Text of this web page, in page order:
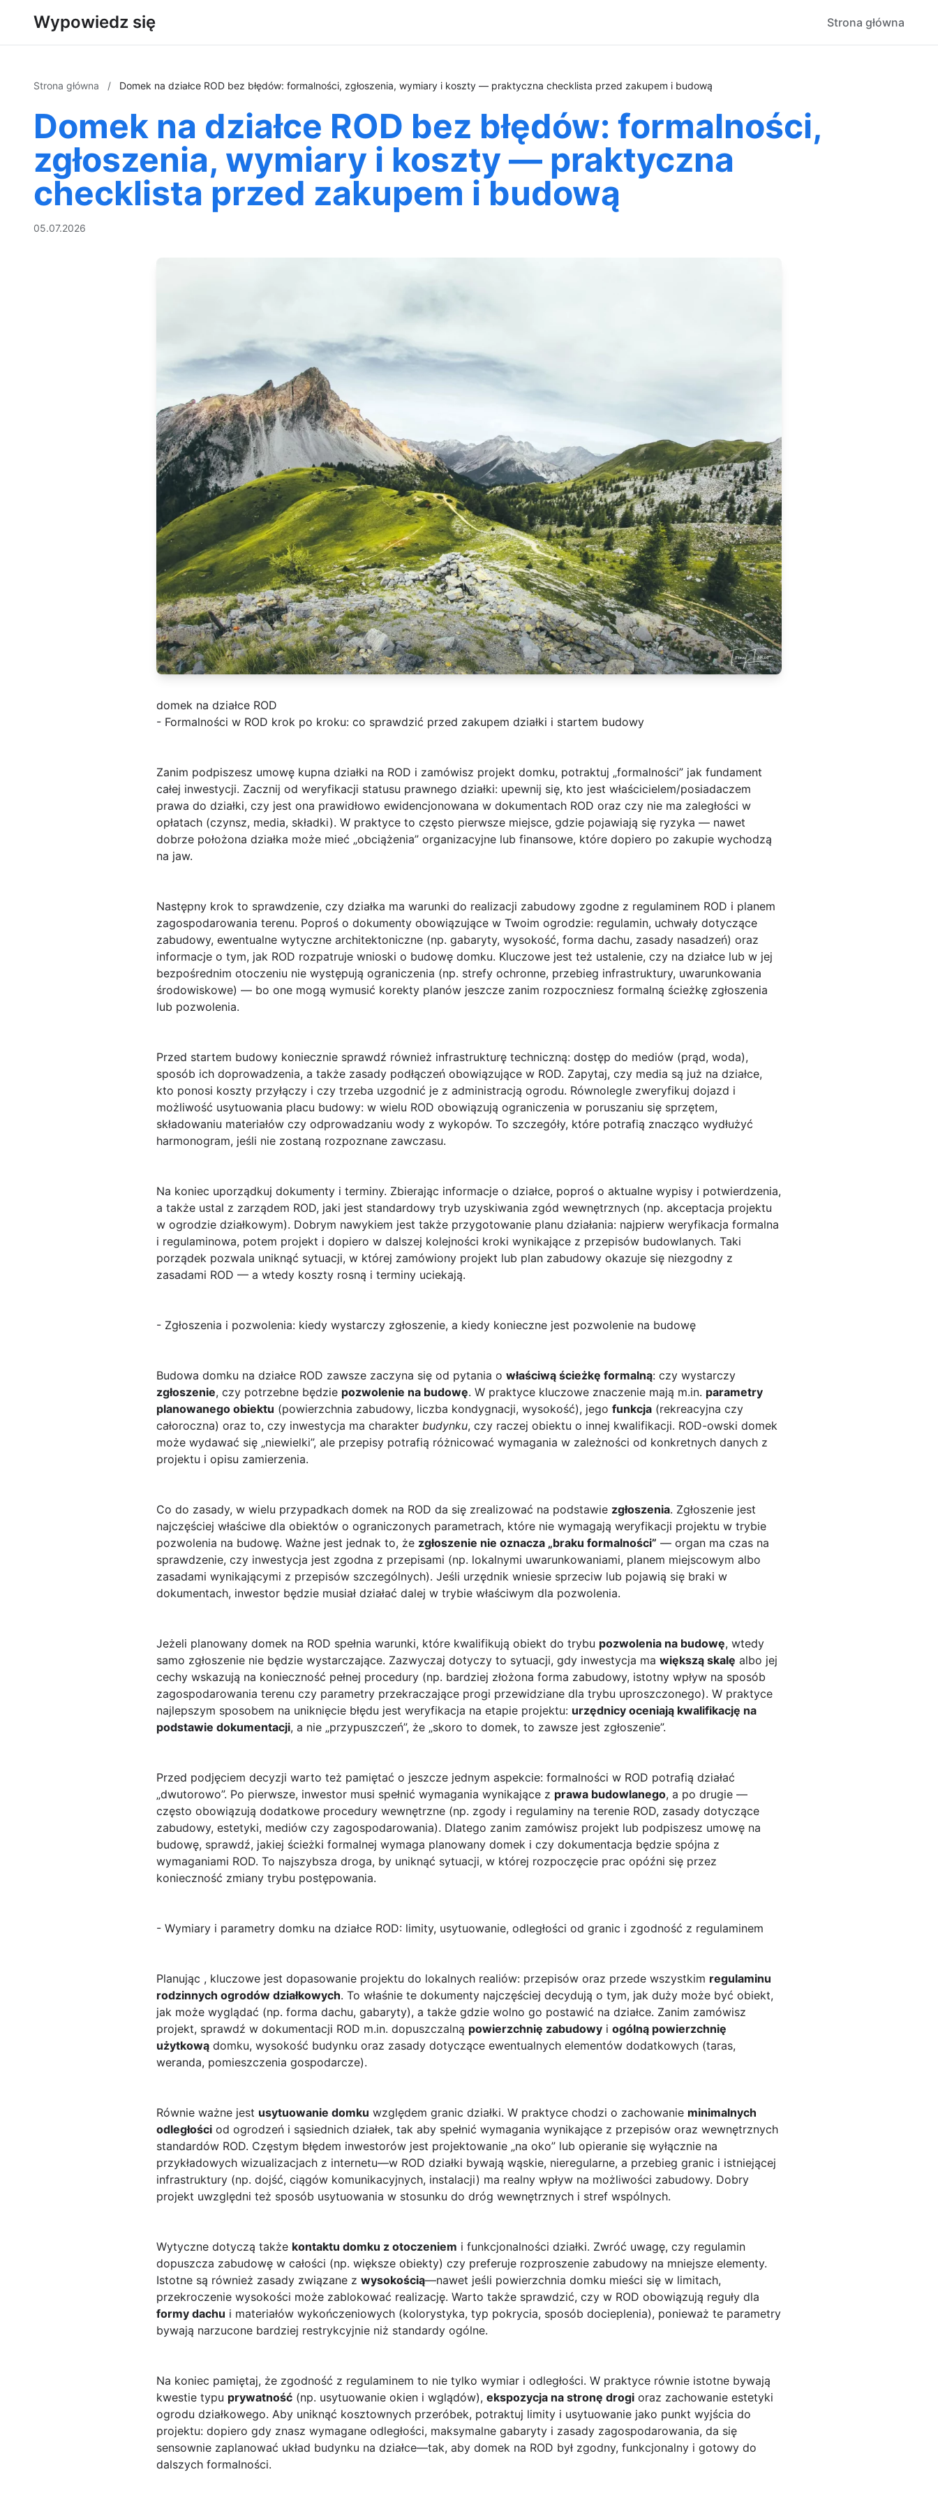
Wypowiedz się Strona główna
Strona główna / Domek na działce ROD bez błędów: formalności, zgłoszenia, wymiary i koszty — praktyczna checklista przed zakupem i budową
Domek na działce ROD bez błędów: formalności,
zgłoszenia, wymiary i koszty — praktyczna
checklista przed zakupem i budową
05.07.2026
domek na działce ROD
- Formalności w ROD krok po kroku: co sprawdzić przed zakupem działki i startem budowy
Zanim podpiszesz umowę kupna działki na ROD i zamówisz projekt domku, potraktuj „formalności” jak fundament
całej inwestycji. Zacznij od weryfikacji statusu prawnego działki: upewnij się, kto jest właścicielem/posiadaczem
prawa do działki, czy jest ona prawidłowo ewidencjonowana w dokumentach ROD oraz czy nie ma zaległości w
opłatach (czynsz, media, składki). W praktyce to często pierwsze miejsce, gdzie pojawiają się ryzyka — nawet
dobrze położona działka może mieć „obciążenia” organizacyjne lub finansowe, które dopiero po zakupie wychodzą
na jaw.
Następny krok to sprawdzenie, czy działka ma warunki do realizacji zabudowy zgodne z regulaminem ROD i planem
zagospodarowania terenu. Poproś o dokumenty obowiązujące w Twoim ogrodzie: regulamin, uchwały dotyczące
zabudowy, ewentualne wytyczne architektoniczne (np. gabaryty, wysokość, forma dachu, zasady nasadzeń) oraz
informacje o tym, jak ROD rozpatruje wnioski o budowę domku. Kluczowe jest też ustalenie, czy na działce lub w jej
bezpośrednim otoczeniu nie występują ograniczenia (np. strefy ochronne, przebieg infrastruktury, uwarunkowania
środowiskowe) — bo one mogą wymusić korekty planów jeszcze zanim rozpoczniesz formalną ścieżkę zgłoszenia
lub pozwolenia.
Przed startem budowy koniecznie sprawdź również infrastrukturę techniczną: dostęp do mediów (prąd, woda),
sposób ich doprowadzenia, a także zasady podłączeń obowiązujące w ROD. Zapytaj, czy media są już na działce,
kto ponosi koszty przyłączy i czy trzeba uzgodnić je z administracją ogrodu. Równolegle zweryfikuj dojazd i
możliwość usytuowania placu budowy: w wielu ROD obowiązują ograniczenia w poruszaniu się sprzętem,
składowaniu materiałów czy odprowadzaniu wody z wykopów. To szczegóły, które potrafią znacząco wydłużyć
harmonogram, jeśli nie zostaną rozpoznane zawczasu.
Na koniec uporządkuj dokumenty i terminy. Zbierając informacje o działce, poproś o aktualne wypisy i potwierdzenia,
a także ustal z zarządem ROD, jaki jest standardowy tryb uzyskiwania zgód wewnętrznych (np. akceptacja projektu
w ogrodzie działkowym). Dobrym nawykiem jest także przygotowanie planu działania: najpierw weryfikacja formalna
i regulaminowa, potem projekt i dopiero w dalszej kolejności kroki wynikające z przepisów budowlanych. Taki
porządek pozwala uniknąć sytuacji, w której zamówiony projekt lub plan zabudowy okazuje się niezgodny z
zasadami ROD — a wtedy koszty rosną i terminy uciekają.
- Zgłoszenia i pozwolenia: kiedy wystarczy zgłoszenie, a kiedy konieczne jest pozwolenie na budowę
Budowa domku na działce ROD zawsze zaczyna się od pytania o właściwą ścieżkę formalną: czy wystarczy
zgłoszenie, czy potrzebne będzie pozwolenie na budowę. W praktyce kluczowe znaczenie mają m.in. parametry
planowanego obiektu (powierzchnia zabudowy, liczba kondygnacji, wysokość), jego funkcja (rekreacyjna czy
całoroczna) oraz to, czy inwestycja ma charakter budynku, czy raczej obiektu o innej kwalifikacji. ROD-owski domek
może wydawać się „niewielki”, ale przepisy potrafią różnicować wymagania w zależności od konkretnych danych z
projektu i opisu zamierzenia.
Co do zasady, w wielu przypadkach domek na ROD da się zrealizować na podstawie zgłoszenia. Zgłoszenie jest
najczęściej właściwe dla obiektów o ograniczonych parametrach, które nie wymagają weryfikacji projektu w trybie
pozwolenia na budowę. Ważne jest jednak to, że zgłoszenie nie oznacza „braku formalności” — organ ma czas na
sprawdzenie, czy inwestycja jest zgodna z przepisami (np. lokalnymi uwarunkowaniami, planem miejscowym albo
zasadami wynikającymi z przepisów szczególnych). Jeśli urzędnik wniesie sprzeciw lub pojawią się braki w
dokumentach, inwestor będzie musiał działać dalej w trybie właściwym dla pozwolenia.
Jeżeli planowany domek na ROD spełnia warunki, które kwalifikują obiekt do trybu pozwolenia na budowę, wtedy
samo zgłoszenie nie będzie wystarczające. Zazwyczaj dotyczy to sytuacji, gdy inwestycja ma większą skalę albo jej
cechy wskazują na konieczność pełnej procedury (np. bardziej złożona forma zabudowy, istotny wpływ na sposób
zagospodarowania terenu czy parametry przekraczające progi przewidziane dla trybu uproszczonego). W praktyce
najlepszym sposobem na uniknięcie błędu jest weryfikacja na etapie projektu: urzędnicy oceniają kwalifikację na
podstawie dokumentacji, a nie „przypuszczeń”, że „skoro to domek, to zawsze jest zgłoszenie”.
Przed podjęciem decyzji warto też pamiętać o jeszcze jednym aspekcie: formalności w ROD potrafią działać
„dwutorowo”. Po pierwsze, inwestor musi spełnić wymagania wynikające z prawa budowlanego, a po drugie —
często obowiązują dodatkowe procedury wewnętrzne (np. zgody i regulaminy na terenie ROD, zasady dotyczące
zabudowy, estetyki, mediów czy zagospodarowania). Dlatego zanim zamówisz projekt lub podpiszesz umowę na
budowę, sprawdź, jakiej ścieżki formalnej wymaga planowany domek i czy dokumentacja będzie spójna z
wymaganiami ROD. To najszybsza droga, by uniknąć sytuacji, w której rozpoczęcie prac opóźni się przez
konieczność zmiany trybu postępowania.
- Wymiary i parametry domku na działce ROD: limity, usytuowanie, odległości od granic i zgodność z regulaminem
Planując , kluczowe jest dopasowanie projektu do lokalnych realiów: przepisów oraz przede wszystkim regulaminu
rodzinnych ogrodów działkowych. To właśnie te dokumenty najczęściej decydują o tym, jak duży może być obiekt,
jak może wyglądać (np. forma dachu, gabaryty), a także gdzie wolno go postawić na działce. Zanim zamówisz
projekt, sprawdź w dokumentacji ROD m.in. dopuszczalną powierzchnię zabudowy i ogólną powierzchnię
użytkową domku, wysokość budynku oraz zasady dotyczące ewentualnych elementów dodatkowych (taras,
weranda, pomieszczenia gospodarcze).
Równie ważne jest usytuowanie domku względem granic działki. W praktyce chodzi o zachowanie minimalnych
odległości od ogrodzeń i sąsiednich działek, tak aby spełnić wymagania wynikające z przepisów oraz wewnętrznych
standardów ROD. Częstym błędem inwestorów jest projektowanie „na oko” lub opieranie się wyłącznie na
przykładowych wizualizacjach z internetu—w ROD działki bywają wąskie, nieregularne, a przebieg granic i istniejącej
infrastruktury (np. dojść, ciągów komunikacyjnych, instalacji) ma realny wpływ na możliwości zabudowy. Dobry
projekt uwzględni też sposób usytuowania w stosunku do dróg wewnętrznych i stref wspólnych.
Wytyczne dotyczą także kontaktu domku z otoczeniem i funkcjonalności działki. Zwróć uwagę, czy regulamin
dopuszcza zabudowę w całości (np. większe obiekty) czy preferuje rozproszenie zabudowy na mniejsze elementy.
Istotne są również zasady związane z wysokością—nawet jeśli powierzchnia domku mieści się w limitach,
przekroczenie wysokości może zablokować realizację. Warto także sprawdzić, czy w ROD obowiązują reguły dla
formy dachu i materiałów wykończeniowych (kolorystyka, typ pokrycia, sposób docieplenia), ponieważ te parametry
bywają narzucone bardziej restrykcyjnie niż standardy ogólne.
Na koniec pamiętaj, że zgodność z regulaminem to nie tylko wymiar i odległości. W praktyce równie istotne bywają
kwestie typu prywatność (np. usytuowanie okien i wglądów), ekspozycja na stronę drogi oraz zachowanie estetyki
ogrodu działkowego. Aby uniknąć kosztownych przeróbek, potraktuj limity i usytuowanie jako punkt wyjścia do
projektu: dopiero gdy znasz wymagane odległości, maksymalne gabaryty i zasady zagospodarowania, da się
sensownie zaplanować układ budynku na działce—tak, aby domek na ROD był zgodny, funkcjonalny i gotowy do
dalszych formalności.